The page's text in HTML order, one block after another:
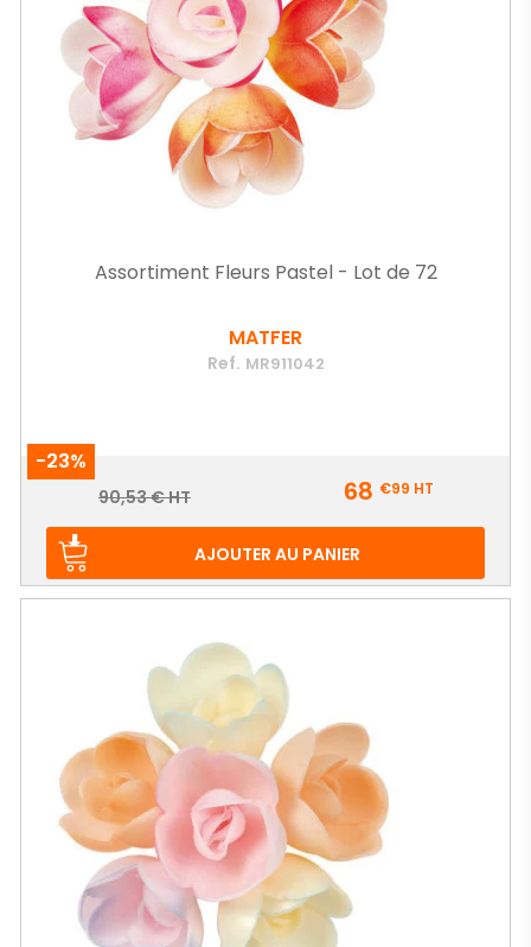
Assortiment Fleurs Pastel - Lot de 72
MATFER
Ref. MR911042
-23%
Prix
Prix
90,53 € HT 68 €99 HT
AJOUTER AU PANIER